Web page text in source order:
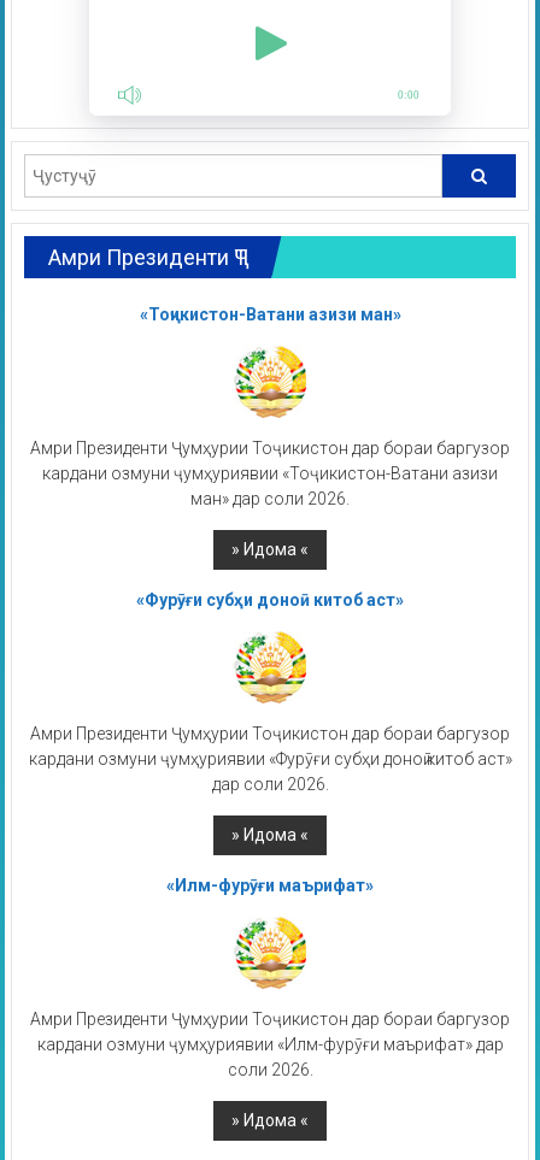
0:00
Амри Президенти ҶТ
«Тоҷикистон-Ватани азизи ман»
Амри Президенти Ҷумҳурии Тоҷикистон дар бораи баргузор
кардани озмуни ҷумҳуриявии «Тоҷикистон-Ватани азизи
ман» дар соли 2026.
«Фурӯғи субҳи доноӣ китоб аст»
Амри Президенти Ҷумҳурии Тоҷикистон дар бораи баргузор
кардани озмуни ҷумҳуриявии «Фурӯғи субҳи доноӣ китоб аст»
дар соли 2026.
«Илм-фурӯғи маърифат»
Амри Президенти Ҷумҳурии Тоҷикистон дар бораи баргузор
кардани озмуни ҷумҳуриявии «Илм-фурӯғи маърифат» дар
соли 2026.